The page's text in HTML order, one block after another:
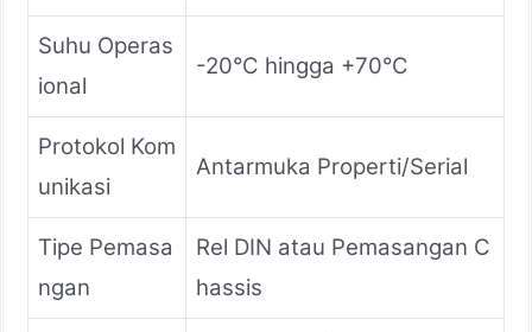
Suhu Operas
ional
-20°C hingga +70°C
Protokol Kom
unikasi
Antarmuka Properti/Serial
Tipe Pemasa
ngan
Rel DIN atau Pemasangan C
hassis